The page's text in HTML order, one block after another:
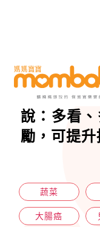
HOME 兒童
如何讓孩
說：多看
勵，可提升
蔬菜
大腸癌